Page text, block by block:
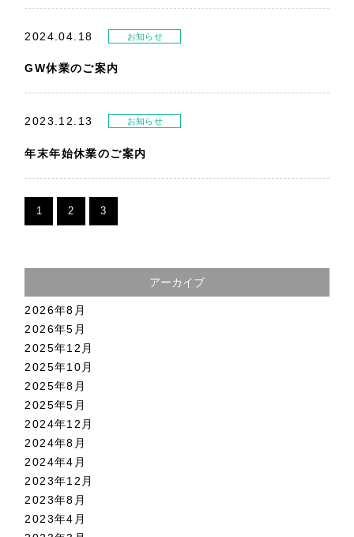
2024.04.18 お知らせ
GW休業のご案内
2023.12.13 お知らせ
年末年始休業のご案内
1 2 3
アーカイブ
2026年8月
2026年5月
2025年12月
2025年10月
2025年8月
2025年5月
2024年12月
2024年8月
2024年4月
2023年12月
2023年8月
2023年4月